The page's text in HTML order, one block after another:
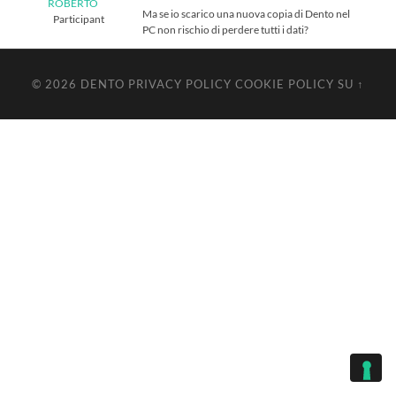
ROBERTO
Participant
Ma se io scarico una nuova copia di Dento nel
PC non rischio di perdere tutti i dati?
© 2026 DENTO PRIVACY POLICY COOKIE POLICY SU ↑